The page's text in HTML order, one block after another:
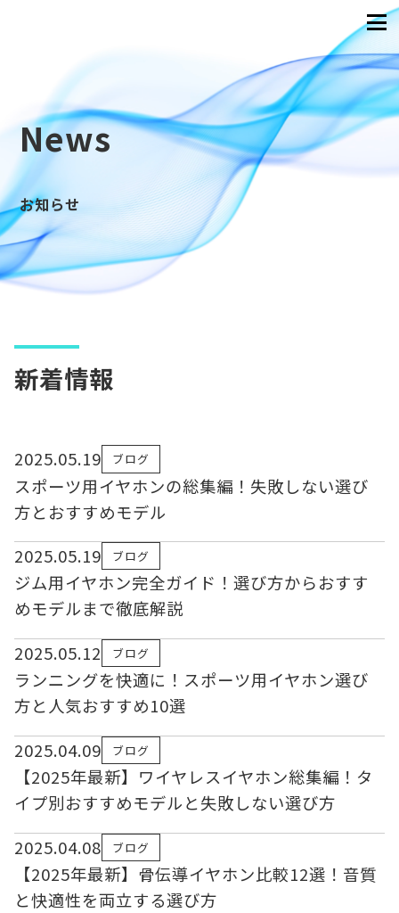
News
お知らせ
新着情報
2025.05.19 ブログ
スポーツ用イヤホンの総集編！失敗しない選び
方とおすすめモデル
2025.05.19
ブログ
ジム用イヤホン完全ガイド！選び方からおすす
めモデルまで徹底解説
2025.05.12
ブログ
ランニングを快適に！スポーツ用イヤホン選び
方と人気おすすめ10選
2025.04.09
ブログ
【2025年最新】ワイヤレスイヤホン総集編！タ
イプ別おすすめモデルと失敗しない選び方
2025.04.08
ブログ
【2025年最新】骨伝導イヤホン比較12選！音質
と快適性を両立する選び方